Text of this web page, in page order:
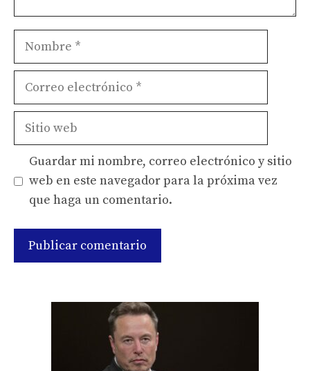
Nombre
Correo
Sitio
Guardar mi nombre, correo electrónico y sitio
web en este navegador para la próxima vez
que haga un comentario.